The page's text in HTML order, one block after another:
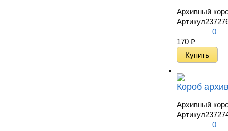
Архивный
Артикул
0
170 ₽
Короб
Архивный
Артикул
0